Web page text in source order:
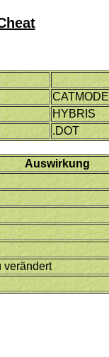
CATMODE
HYBRIS
.DOT
Auswirkung
verändert